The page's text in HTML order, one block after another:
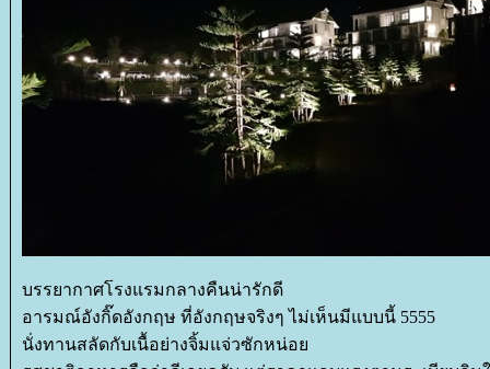
บรรยากาศโรงแรมกลางคืนน่ารักดี
อารมณ์อังกิ๊ดอังกฤษ ที่อังกฤษจริงๆ ไม่เห็นมีแบบนี้ 5555
นั่งทานสลัดกับเนื้อย่างจิ้มแจ่วซักหน่อ